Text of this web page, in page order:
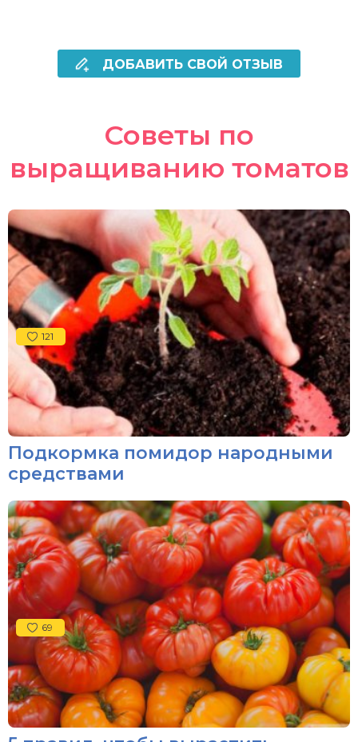
ДОБАВИТЬ СВОЙ ОТЗЫВ
Советы по
выращиванию томатов
121
Подкормка помидор народными
средствами
69